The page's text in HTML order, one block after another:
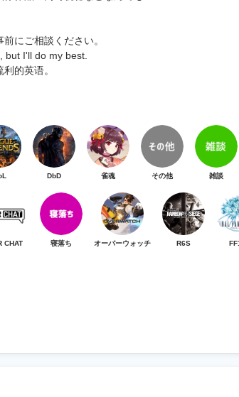
にご相談ください。
but I'll do my best.
的英语。
DbD 雀魂 その他 雑談
CHAT 寝落ち オーバーウォッチ R6S